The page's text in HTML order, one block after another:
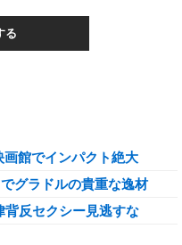
る
館でインパクト絶大
グラドルの貴重な逸材
背反セクシー見逃すな